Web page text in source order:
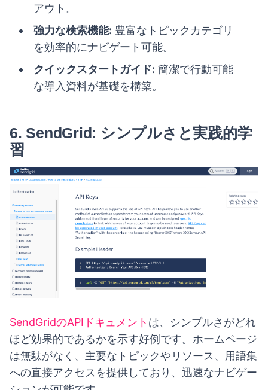
アウト。
強力な検索機能: 豊富なトピックカテゴリ
を効率的にナビゲート可能。
クイックスタートガイド: 簡潔で行動可能
な導入資料が基礎を構築。
6. SendGrid: シンプルさと実践的学
習
SendGridのAPIドキュメント は、シンプルさがどれ
ほど効果的であるかを示す好例です。ホームページ
は無駄がなく、主要なトピックやリソース、用語集
への直接アクセスを提供しており、迅速なナビゲー